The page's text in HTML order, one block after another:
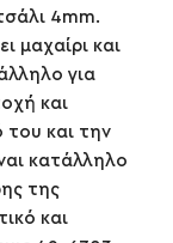
4mm.
μαχαίρι και
για
και
του και την
κατάλληλο
της
και